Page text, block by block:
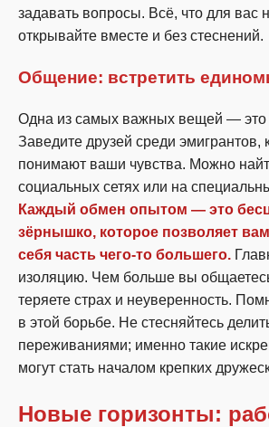
задавать вопросы. Всё, что для вас
открывайте вместе и без стеснений.
Общение: встретить
Одна из самых важных вещей —
Заведите друзей среди эмигрантов,
понимают ваши чувства. Можно
социальных сетях или на
Каждый обмен опытом — это
зёрнышко, которое позволяет
себя часть чего-то большего.
изоляцию. Чем больше вы
теряете страх и неуверенность.
в этой борьбе. Не стесняйтесь
переживаниями; именно такие
могут стать началом крепких
Новые горизонты: